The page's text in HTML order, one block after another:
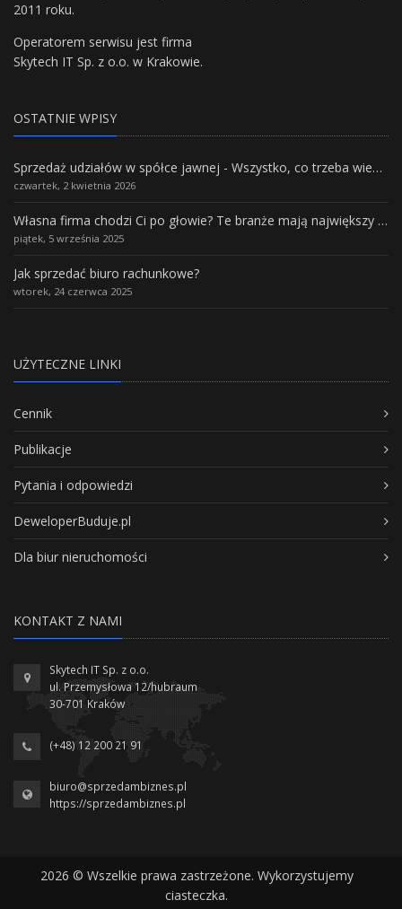
2011 roku.
Operatorem serwisu jest firma
Skytech IT Sp. z o.o. w Krakowie.
OSTATNIE WPISY
Sprzedaż udziałów w spółce jawnej - Wszystko, co trzeba wiedzieć.
czwartek, 2 kwietnia 2026
Własna firma chodzi Ci po głowie? Te branże mają największy potencjał rozwoju
piątek, 5 września 2025
Jak sprzedać biuro rachunkowe?
wtorek, 24 czerwca 2025
UŻYTECZNE LINKI
Cennik
Publikacje
Pytania i odpowiedzi
DeweloperBuduje.pl
Dla biur nieruchomości
KONTAKT Z NAMI
Skytech IT Sp. z o.o.
ul. Przemysłowa 12/hubraum
30-701 Kraków
(+48) 12 200 21 91
biuro@sprzedambiznes.pl
https://sprzedambiznes.pl
2026 © Wszelkie prawa zastrzeżone. Wykorzystujemy
ciasteczka.